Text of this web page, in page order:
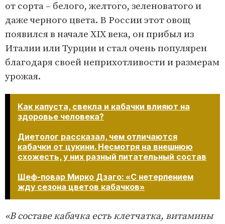
от сорта – белого, желтого, зеленоватого и
даже черного цвета. В России этот овощ
появился в начале XIX века, он прибыл из
Италии или Турции и стал очень популярен
благодаря своей неприхотливости и размерам
урожая.
Как капуста, свекла и кабачки влияют на
здоровье человека?
Диетолог рассказал, чем отличаются
кабачки от цукини. Несмотря на внешнюю
схожесть, у них разный питательный состав
Шеф-повар Мирко Дзаго: «С нетерпением
жду сезона цветов кабачков»
«В составе кабачка есть клетчатка, витамины